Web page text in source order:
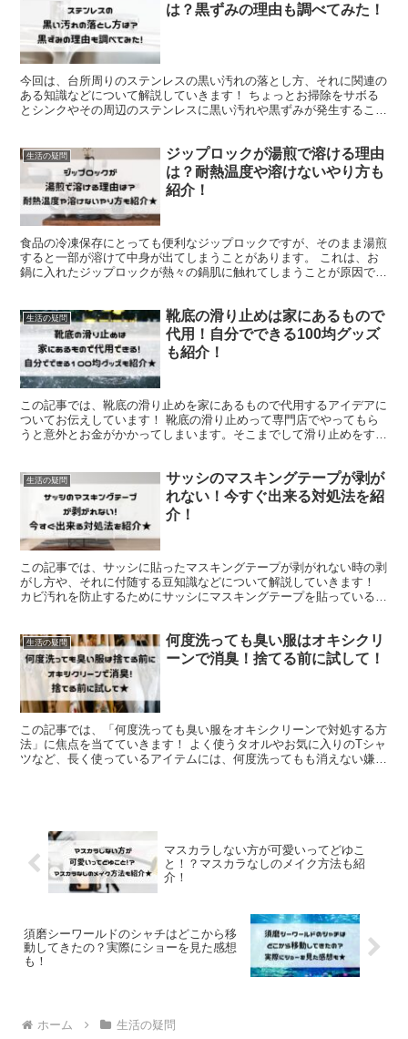
は？黒ずみの理由も調べてみた！
今回は、台所周りのステンレスの黒い汚れの落とし方、それに関連の
ある知識などについて解説していきます！ ちょっとお掃除をサボる
とシンクやその周辺のステンレスに黒い汚れや黒ずみが発生すること
生活の疑問
ジップロックが湯煎で溶ける理由
は？耐熱温度や溶けないやり方も
紹介！
食品の冷凍保存にとっても便利なジップロックですが、そのまま湯煎
すると一部が溶けて中身が出てしまうことがあります。 これは、お
鍋に入れたジップロックが熱々の鍋肌に触れてしまうことが原因で起
生活の疑問
靴底の滑り止めは家にあるもので
代用！自分でできる100均グッズ
も紹介！
この記事では、靴底の滑り止めを家にあるもので代用するアイデアに
ついてお伝えしています！ 靴底の滑り止めって専門店でやってもら
うと意外とお金がかかってしまいます。そこまでして滑り止めをする
生活の疑問
サッシのマスキングテープが剥が
れない！今すぐ出来る対処法を紹
介！
この記事では、サッシに貼ったマスキングテープが剥がれない時の剥
がし方や、それに付随する豆知識などについて解説していきます！
カビ汚れを防止するためにサッシにマスキングテープを貼っている人
生活の疑問
何度洗っても臭い服はオキシクリ
ーンで消臭！捨てる前に試して！
この記事では、「何度洗っても臭い服をオキシクリーンで対処する方
法」に焦点を当てていきます！ よく使うタオルやお気に入りのTシャ
ツなど、長く使っているアイテムには、何度洗ってもも消えない嫌な
マスカラしない方が可愛いってどゆこ
と！？マスカラなしのメイク方法も紹
介！
須磨シーワールドのシャチはどこから移
動してきたの？実際にショーを見た感想
も！
ホーム 生活の疑問